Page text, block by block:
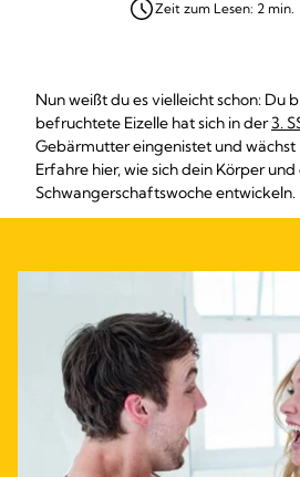
Zeit zum Lesen: 2 min.
Nun weißt du es vielleicht schon: Du
befruchtete Eizelle hat sich in der3.
Gebärmutter eingenistet und wächst
Erfahre hier, wie sich dein Körper
Schwangerschaftswoche entwickeln.